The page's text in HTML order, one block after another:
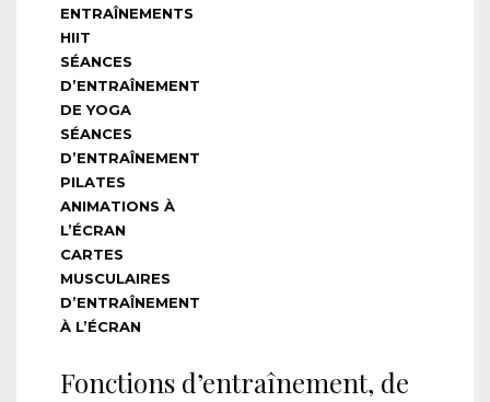
ENTRAÎNEMENTS
HIIT
SÉANCES
D’ENTRAÎNEMENT
DE YOGA
SÉANCES
D’ENTRAÎNEMENT
PILATES
ANIMATIONS À
L’ÉCRAN
CARTES
MUSCULAIRES
D’ENTRAÎNEMENT
À L’ÉCRAN
Fonctions d’entraînement, de